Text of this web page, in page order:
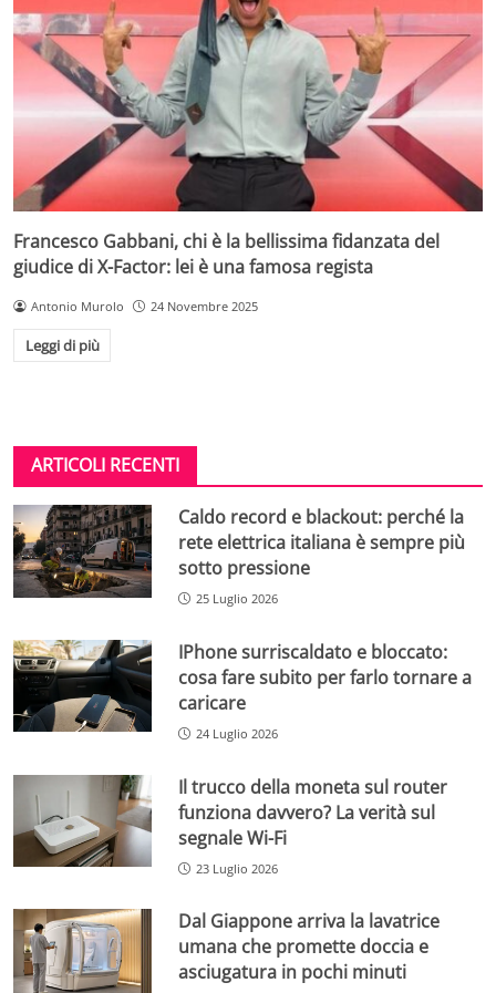
Francesco Gabbani, chi è la bellissima fidanzata del
giudice di X-Factor: lei è una famosa regista
Antonio Murolo 24 Novembre 2025
Leggi di più
ARTICOLI RECENTI
Caldo record e blackout: perché la
rete elettrica italiana è sempre più
sotto pressione
25 Luglio 2026
IPhone surriscaldato e bloccato:
cosa fare subito per farlo tornare a
caricare
24 Luglio 2026
Il trucco della moneta sul router
funziona davvero? La verità sul
segnale Wi-Fi
23 Luglio 2026
Dal Giappone arriva la lavatrice
umana che promette doccia e
asciugatura in pochi minuti